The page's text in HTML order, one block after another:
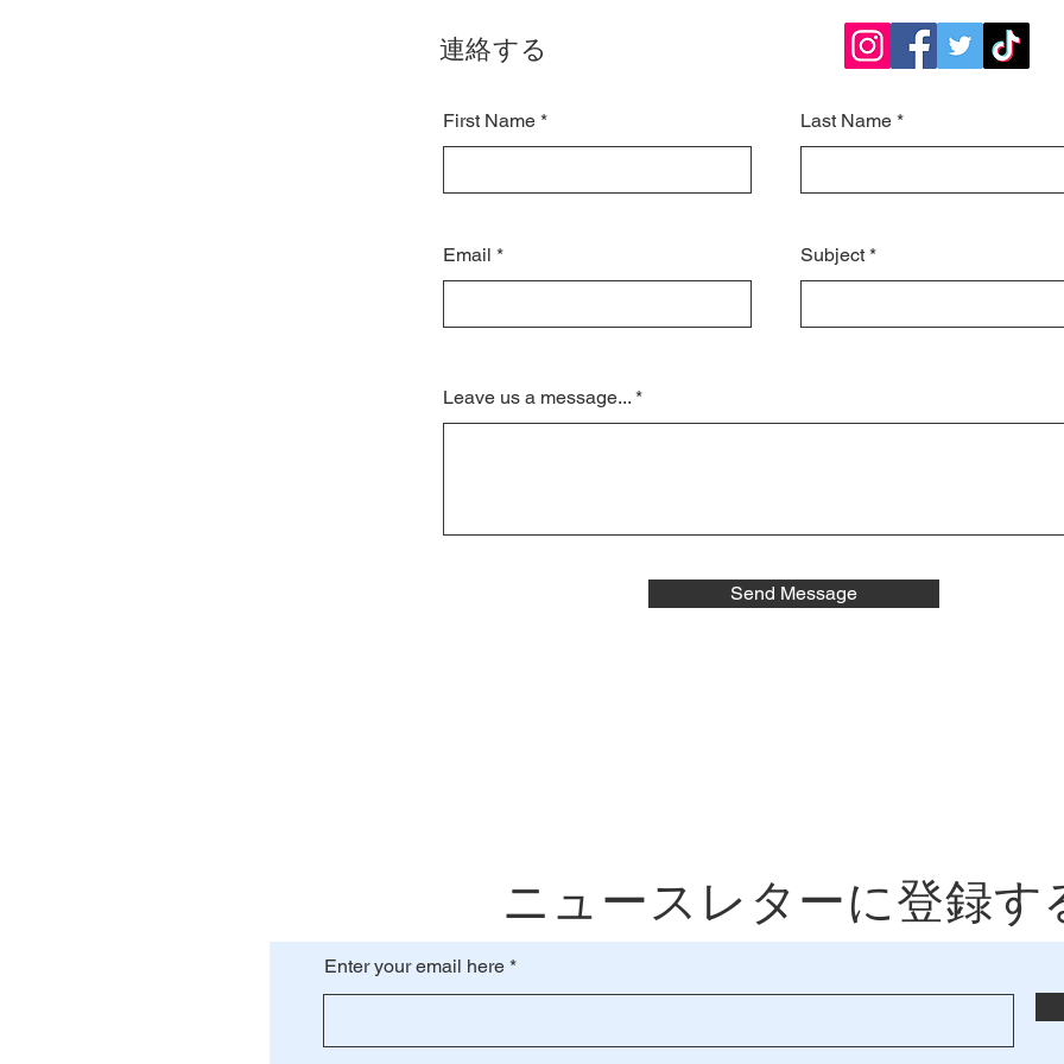
連絡する
First Name Last Name
Email Subject
Leave us a message...
Send Message
ニュースレターに登録す
Enter your email here